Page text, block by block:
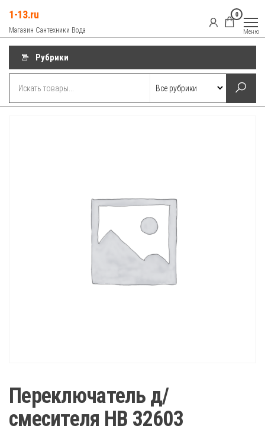
содержимому
1-13.ru
Магазин Сантехники Вода
0
Меню
Рубрики
Переключатель д/
смесителя HB 32603